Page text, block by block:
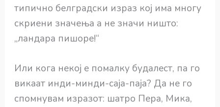
типично белградски израз кој има многу
скриени значења а не значи ништо:
„ландара пишоре!“
Или кога некој е помалку будалест, па го
викаат инди-минди-саја-паја? Да не го
спомнувам изразот: шатро Пера, Мика,